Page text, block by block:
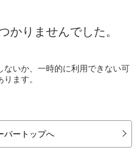
かりませんでした。
いか、一時的に利用できない可
ます。
パートップへ